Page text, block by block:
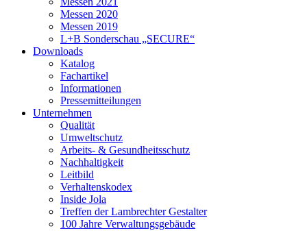
Messen 2020
Messen 2019
L+B Sonderschau „SECURE“
Downloads
Katalog
Fachartikel
Informationen
Pressemitteilungen
Unternehmen
Qualität
Umweltschutz
Arbeits- & Gesundheitsschutz
Nachhaltigkeit
Leitbild
Verhaltenskodex
Inside Jola
Treffen der Lambrechter Gestalter
100 Jahre Verwaltungsgebäude